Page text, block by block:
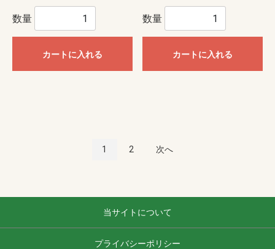
数量
カートに入れる
数量
カートに入れる
1 2 次へ
当サイトについて
プライバシーポリシー